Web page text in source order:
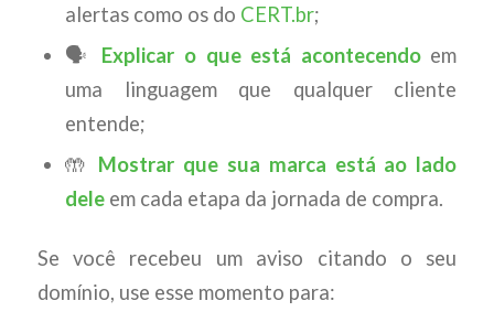
alertas como os do CERT.br;
🗣️ Explicar o que está acontecendoem
uma linguagem que qualquer cliente
entende;
🤲 Mostrar que sua marca está ao lado
deleem cada etapa da jornada de compra.
Se você recebeu um aviso citando o seu
domínio, use esse momento para: